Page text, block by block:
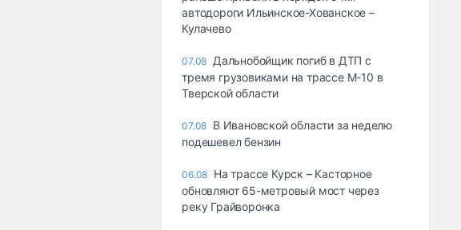
автодороги Ильинское-Хованское –
Кулачево
07.08 Дальнобойщик погиб в ДТП с
тремя грузовиками на трассе М-10 в
Тверской области
07.08 В Ивановской области за неделю
подешевел бензин
06.08 На трассе Курск – Касторное
обновляют 65-метровый мост через
реку Грайворонка